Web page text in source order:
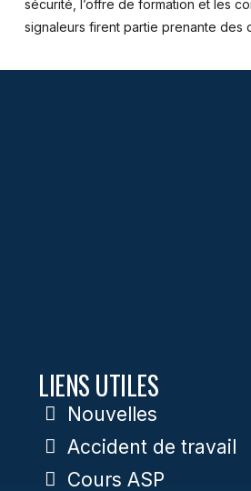
sécurité, l’offre de formation et les
signaleurs firent partie prenante des
LIENS UTILES
Nouvelles
Accident de travail
Cours ASP